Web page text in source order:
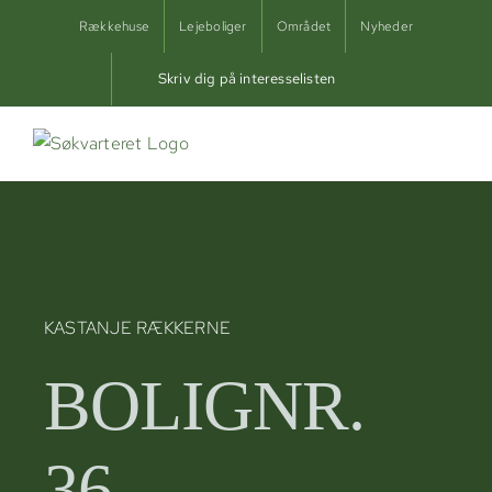
Rækkehuse Lejeboliger Området Nyheder
Skriv dig på interesselisten
KASTANJE RÆKKERNE
BOLIGNR.